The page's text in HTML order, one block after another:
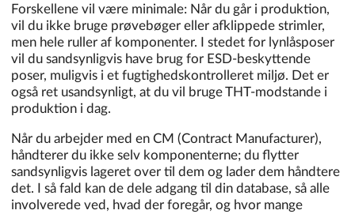
Forskellene vil være minimale: Når du går i produktion,
vil du ikke bruge prøvebøger eller afklippede strimler,
men hele ruller af komponenter. I stedet for lynlåsposer
vil du sandsynligvis have brug for ESD-beskyttende
poser, muligvis i et fugtighedskontrolleret miljø. Det er
også ret usandsynligt, at du vil bruge THT-modstande i
produktion i dag.
Når du arbejder med en CM (Contract Manufacturer),
håndterer du ikke selv komponenterne; du flytter
sandsynligvis lageret over til dem og lader dem håndtere
det. I så fald kan de dele adgang til din database, så alle
involverede ved, hvad der foregår, og hvor mange